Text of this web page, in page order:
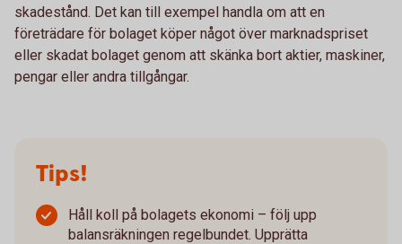
skadestånd. Det kan till exempel handla om att en
företrädare för bolaget köper något över marknadspriset
eller skadat bolaget genom att skänka bort aktier, maskiner,
pengar eller andra tillgångar.
Tips!
Håll koll på bolagets ekonomi – följ upp
balansräkningen regelbundet. Upprätta